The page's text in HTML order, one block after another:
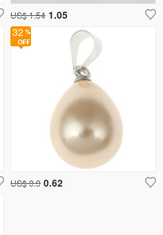
US$ 1.54 1.05
32
US$ 0.9 0.62